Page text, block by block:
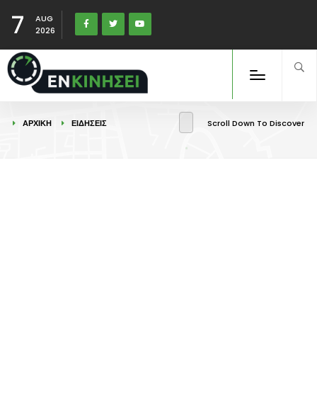
7
AUG
2026
ΑΡΧΙΚΉ ΕΙΔΉΣΕΙΣ Scroll Down To Discover